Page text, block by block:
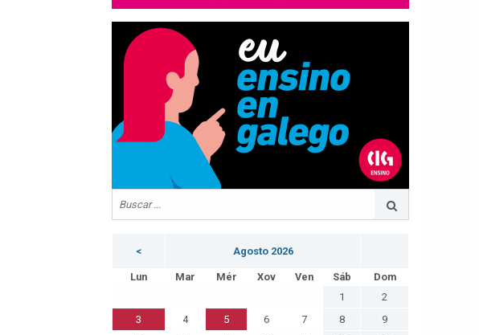
< Agosto 2026
Lun Mar Mér Xov Ven Sáb
Dom
1
2
3
4 5 6 7 8
9